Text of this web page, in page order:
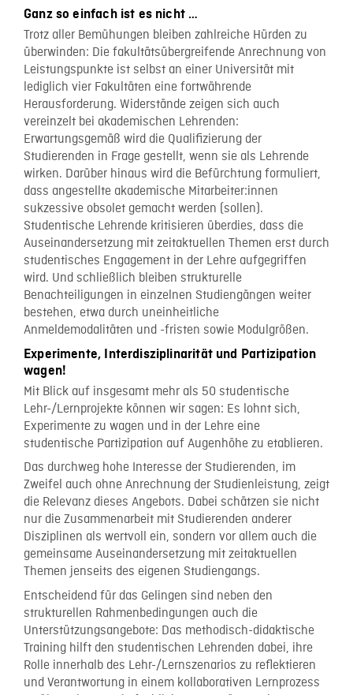
Ganz so einfach ist es nicht …
Trotz aller Bemühungen bleiben zahlreiche Hürden zu
überwinden: Die fakultätsübergreifende Anrechnung von
Leistungspunkte ist selbst an einer Universität mit
lediglich vier Fakultäten eine fortwährende
Herausforderung. Widerstände zeigen sich auch
vereinzelt bei akademischen Lehrenden:
Erwartungsgemäß wird die Qualifizierung der
Studierenden in Frage gestellt, wenn sie als Lehrende
wirken. Darüber hinaus wird die Befürchtung formuliert,
dass angestellte akademische Mitarbeiter:innen
sukzessive obsolet gemacht werden (sollen).
Studentische Lehrende kritisieren überdies, dass die
Auseinandersetzung mit zeitaktuellen Themen erst durch
studentisches Engagement in der Lehre aufgegriffen
wird. Und schließlich bleiben strukturelle
Benachteiligungen in einzelnen Studiengängen weiter
bestehen, etwa durch uneinheitliche
Anmeldemodalitäten und -fristen sowie Modulgrößen.
Experimente, Interdisziplinarität und Partizipation
wagen!
Mit Blick auf insgesamt mehr als 50 studentische
Lehr-/Lernprojekte können wir sagen: Es lohnt sich,
Experimente zu wagen und in der Lehre eine
studentische Partizipation auf Augenhöhe zu etablieren.
Das durchweg hohe Interesse der Studierenden, im
Zweifel auch ohne Anrechnung der Studienleistung, zeigt
die Relevanz dieses Angebots. Dabei schätzen sie nicht
nur die Zusammenarbeit mit Studierenden anderer
Disziplinen als wertvoll ein, sondern vor allem auch die
gemeinsame Auseinandersetzung mit zeitaktuellen
Themen jenseits des eigenen Studiengangs.
Entscheidend für das Gelingen sind neben den
strukturellen Rahmenbedingungen auch die
Unterstützungsangebote: Das methodisch-didaktische
Training hilft den studentischen Lehrenden dabei, ihre
Rolle innerhalb des Lehr-/Lernszenarios zu reflektieren
und Verantwortung in einem kollaborativen Lernprozess